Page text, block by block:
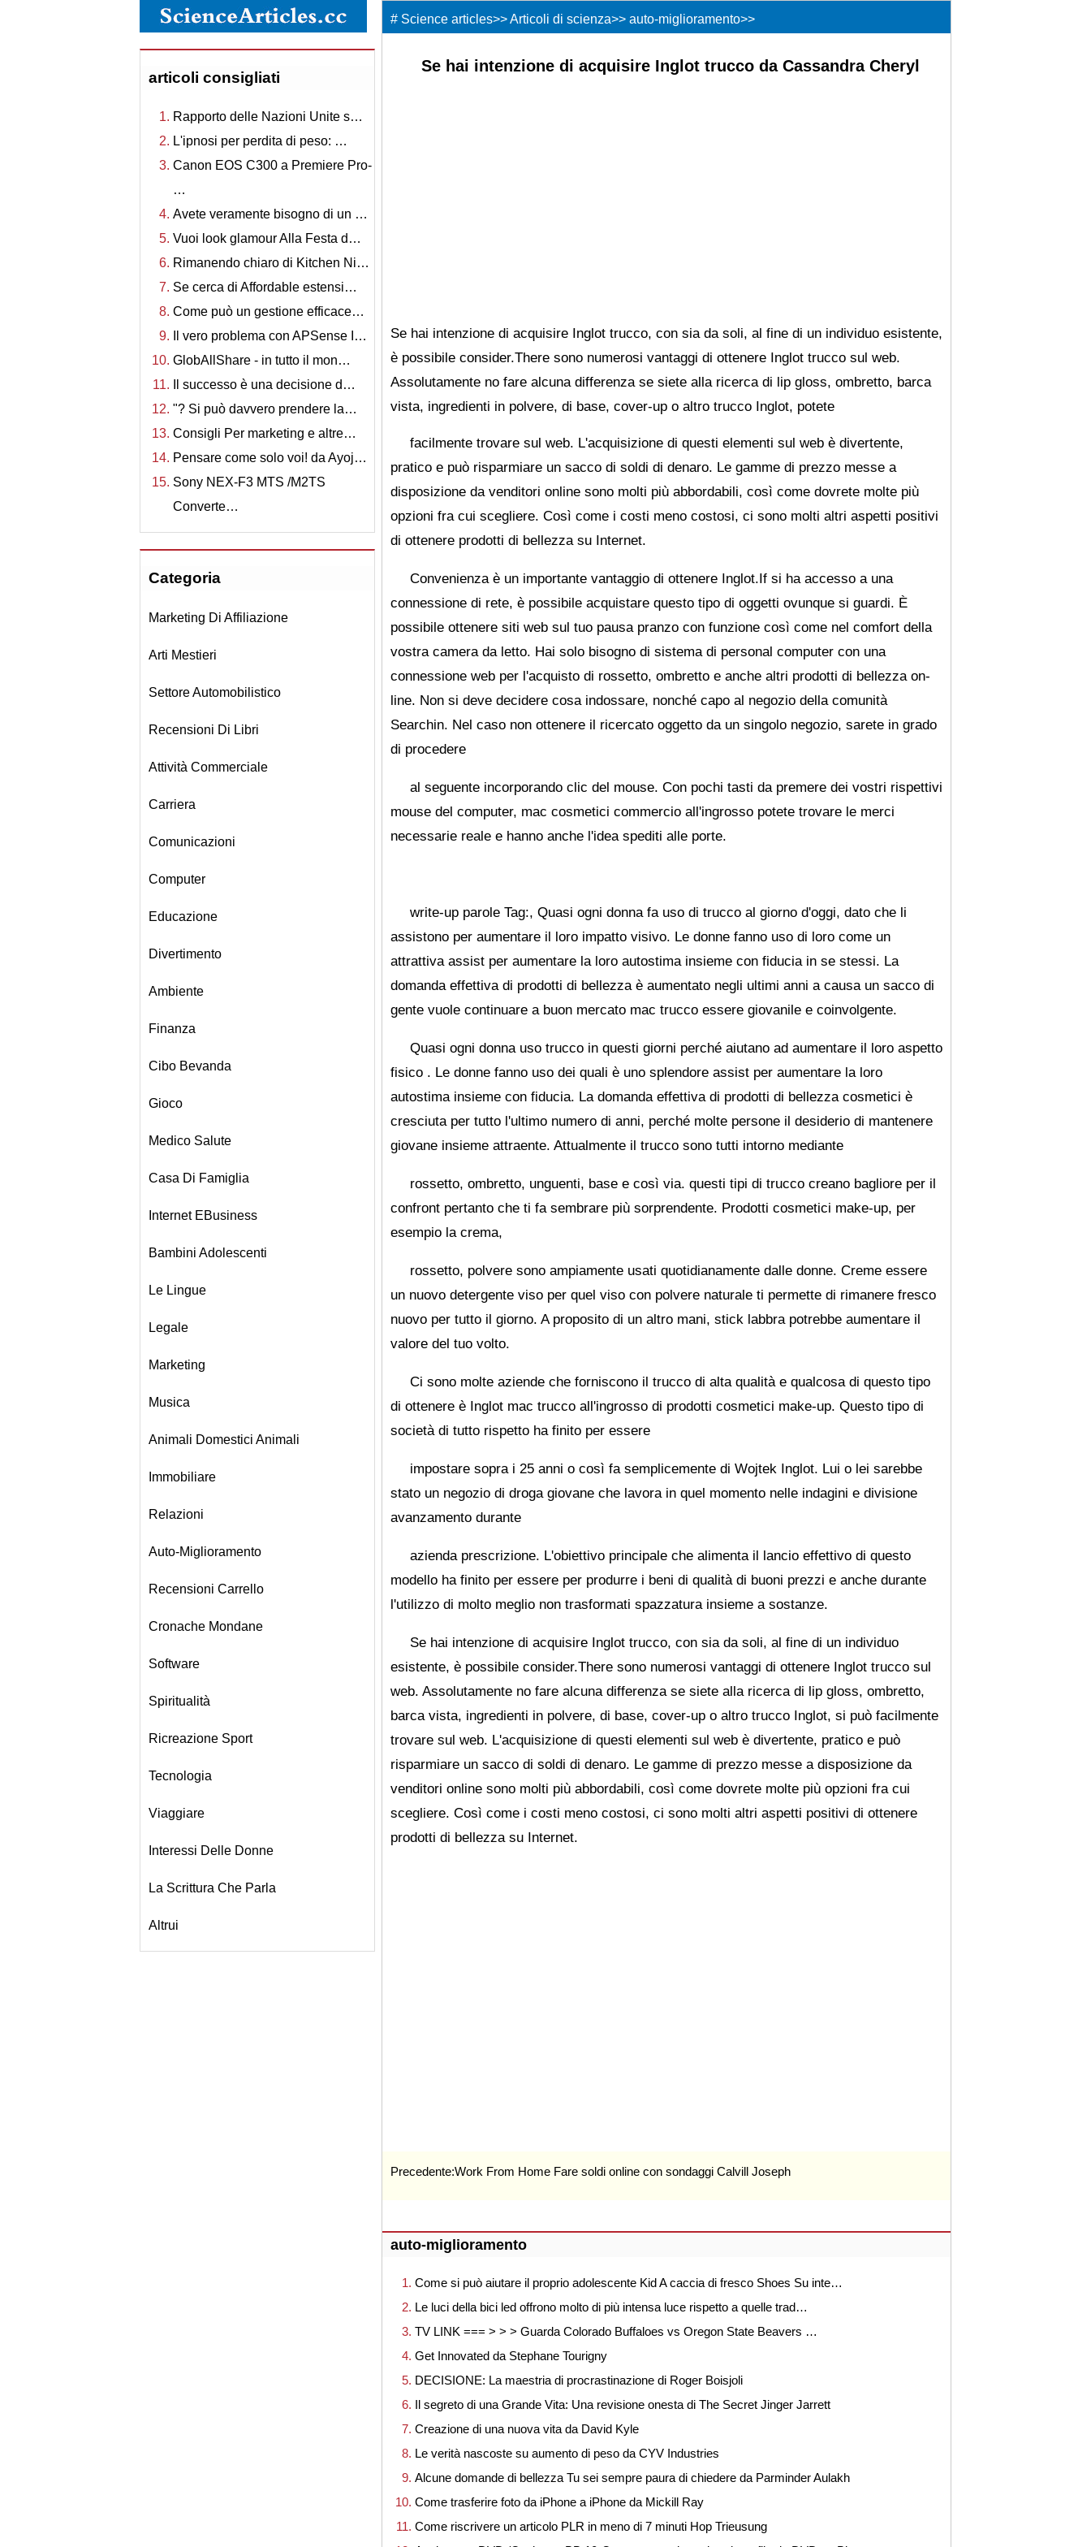
articoli consigliati
Rapporto delle Nazioni Unite s…
L'ipnosi per perdita di peso: …
Canon EOS C300 a Premiere Pro-
…
Avete veramente bisogno di un …
Vuoi look glamour Alla Festa d…
Rimanendo chiaro di Kitchen Ni…
Se cerca di Affordable estensi…
Come può un gestione efficace…
Il vero problema con APSense I…
GlobAllShare - in tutto il mon…
Il successo è una decisione d…
"? Si può davvero prendere la…
Consigli Per marketing e altre…
Pensare come solo voi! da Ayoj…
Sony NEX-F3 MTS /M2TS
Converte…
Categoria
Marketing Di Affiliazione
Arti Mestieri
Settore Automobilistico
Recensioni Di Libri
Attività Commerciale
Carriera
Comunicazioni
Computer
Educazione
Divertimento
Ambiente
Finanza
Cibo Bevanda
Gioco
Medico Salute
Casa Di Famiglia
Internet EBusiness
Bambini Adolescenti
Le Lingue
Legale
Marketing
Musica
Animali Domestici Animali
Immobiliare
Relazioni
Auto-Miglioramento
Recensioni Carrello
Cronache Mondane
Software
Spiritualità
Ricreazione Sport
Tecnologia
Viaggiare
Interessi Delle Donne
La Scrittura Che Parla
Altrui
# Science articles>>Articoli di scienza>> auto-miglioramento>>
Se hai intenzione di acquisire Inglot trucco da Cassandra Cheryl
Se hai intenzione di acquisire Inglot trucco, con sia da soli, al fine di un individuo esistente,
è possibile consider.There sono numerosi vantaggi di ottenere Inglot trucco sul web.
Assolutamente no fare alcuna differenza se siete alla ricerca di lip gloss, ombretto, barca
vista, ingredienti in polvere, di base, cover-up o altro trucco Inglot, potete
facilmente trovare sul web. L'acquisizione di questi elementi sul web è divertente,
pratico e può risparmiare un sacco di soldi di denaro. Le gamme di prezzo messe a
disposizione da venditori online sono molti più abbordabili, così come dovrete molte più
opzioni fra cui scegliere. Così come i costi meno costosi, ci sono molti altri aspetti positivi
di ottenere prodotti di bellezza su Internet.
Convenienza è un importante vantaggio di ottenere Inglot.If si ha accesso a una
connessione di rete, è possibile acquistare questo tipo di oggetti ovunque si guardi. È
possibile ottenere siti web sul tuo pausa pranzo con funzione così come nel comfort della
vostra camera da letto. Hai solo bisogno di sistema di personal computer con una
connessione web per l'acquisto di rossetto, ombretto e anche altri prodotti di bellezza on-
line. Non si deve decidere cosa indossare, nonché capo al negozio della comunità
Searchin. Nel caso non ottenere il ricercato oggetto da un singolo negozio, sarete in grado
di procedere
al seguente incorporando clic del mouse. Con pochi tasti da premere dei vostri rispettivi
mouse del computer, mac cosmetici commercio all'ingrosso potete trovare le merci
necessarie reale e hanno anche l'idea spediti alle porte.
write-up parole Tag:, Quasi ogni donna fa uso di trucco al giorno d'oggi, dato che li
assistono per aumentare il loro impatto visivo. Le donne fanno uso di loro come un
attrattiva assist per aumentare la loro autostima insieme con fiducia in se stessi. La
domanda effettiva di prodotti di bellezza è aumentato negli ultimi anni a causa un sacco di
gente vuole continuare a buon mercato mac trucco essere giovanile e coinvolgente.
Quasi ogni donna uso trucco in questi giorni perché aiutano ad aumentare il loro aspetto
fisico . Le donne fanno uso dei quali è uno splendore assist per aumentare la loro
autostima insieme con fiducia. La domanda effettiva di prodotti di bellezza cosmetici è
cresciuta per tutto l'ultimo numero di anni, perché molte persone il desiderio di mantenere
giovane insieme attraente. Attualmente il trucco sono tutti intorno mediante
rossetto, ombretto, unguenti, base e così via. questi tipi di trucco creano bagliore per il
confront pertanto che ti fa sembrare più sorprendente. Prodotti cosmetici make-up, per
esempio la crema,
rossetto, polvere sono ampiamente usati quotidianamente dalle donne. Creme essere
un nuovo detergente viso per quel viso con polvere naturale ti permette di rimanere fresco
nuovo per tutto il giorno. A proposito di un altro mani, stick labbra potrebbe aumentare il
valore del tuo volto.
Ci sono molte aziende che forniscono il trucco di alta qualità e qualcosa di questo tipo
di ottenere è Inglot mac trucco all'ingrosso di prodotti cosmetici make-up. Questo tipo di
società di tutto rispetto ha finito per essere
impostare sopra i 25 anni o così fa semplicemente di Wojtek Inglot. Lui o lei sarebbe
stato un negozio di droga giovane che lavora in quel momento nelle indagini e divisione
avanzamento durante
azienda prescrizione. L'obiettivo principale che alimenta il lancio effettivo di questo
modello ha finito per essere per produrre i beni di qualità di buoni prezzi e anche durante
l'utilizzo di molto meglio non trasformati spazzatura insieme a sostanze.
Se hai intenzione di acquisire Inglot trucco, con sia da soli, al fine di un individuo
esistente, è possibile consider.There sono numerosi vantaggi di ottenere Inglot trucco sul
web. Assolutamente no fare alcuna differenza se siete alla ricerca di lip gloss, ombretto,
barca vista, ingredienti in polvere, di base, cover-up o altro trucco Inglot, si può facilmente
trovare sul web. L'acquisizione di questi elementi sul web è divertente, pratico e può
risparmiare un sacco di soldi di denaro. Le gamme di prezzo messe a disposizione da
venditori online sono molti più abbordabili, così come dovrete molte più opzioni fra cui
scegliere. Così come i costi meno costosi, ci sono molti altri aspetti positivi di ottenere
prodotti di bellezza su Internet.
Precedente:Work From Home Fare soldi online con sondaggi Calvill Joseph
auto-miglioramento
Come si può aiutare il proprio adolescente Kid A caccia di fresco Shoes Su inte…
Le luci della bici led offrono molto di più intensa luce rispetto a quelle trad…
TV LINK === > > > Guarda Colorado Buffaloes vs Oregon State Beavers …
Get Innovated da Stephane Tourigny
DECISIONE: La maestria di procrastinazione di Roger Boisjoli
Il segreto di una Grande Vita: Una revisione onesta di The Secret Jinger Jarrett
Creazione di una nuova vita da David Kyle
Le verità nascoste su aumento di peso da CYV Industries
Alcune domande di bellezza Tu sei sempre paura di chiedere da Parminder Aulakh
Come trasferire foto da iPhone a iPhone da Mickill Ray
Come riscrivere un articolo PLR in meno di 7 minuti Hop Trieusung